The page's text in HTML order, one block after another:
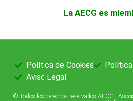
La AECG es
© Todos los derechos reservados AECG -
Política de Cookies
Política
Aviso Legal